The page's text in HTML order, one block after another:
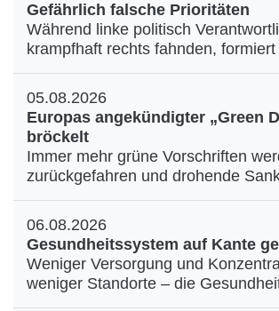
Gefährlich falsche Prioritäten
Während linke politisch
krampfhaft rechts fahnden,
05.08.2026
Europas angekündigter „Green
bröckelt
Immer mehr grüne Vorschriften
zurückgefahren und drohende
06.08.2026
Gesundheitssystem auf Kante
Weniger Versorgung und
weniger Standorte – die